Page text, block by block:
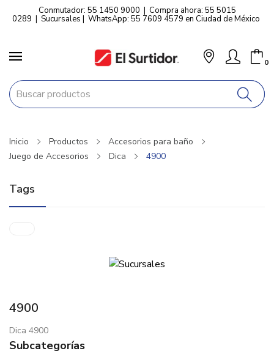
Conmutador: 55 1450 9000 | Compra ahora: 55 5015
0289 | Sucursales | WhatsApp: 55 7609 4579 en Ciudad de México
0
Inicio Productos
Accesorios para baño
Juego de Accesorios
Dica 4900
Tags
4900
Dica 4900
Subcategorías